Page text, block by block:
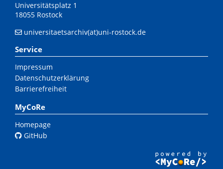
Universitätsplatz 1
18055 Rostock
universitaetsarchiv(at)uni-rostock.de
Service
Impressum
Datenschutzerklärung
Barrierefreiheit
MyCoRe
Homepage
GitHub